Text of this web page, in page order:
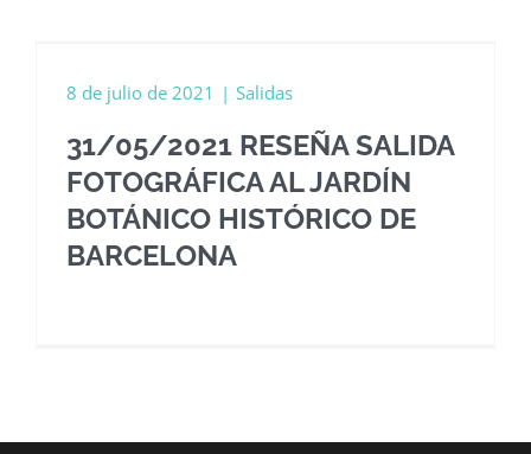
31/05/2021 RESEÑA SALIDA
FOTOGRÁFICA AL JARDÍN
BOTÁNICO HISTÓRICO DE
BARCELONA
8 de julio de 2021 | Salidas